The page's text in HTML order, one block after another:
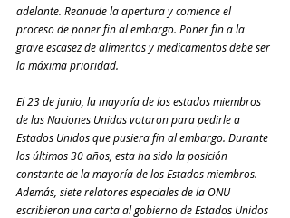
adelante. Reanude la apertura y comience el
proceso de poner fin al embargo. Poner fin a la
grave escasez de alimentos y medicamentos debe ser
la máxima prioridad.
El 23 de junio, la mayoría de los estados miembros
de las Naciones Unidas votaron para pedirle a
Estados Unidos que pusiera fin al embargo. Durante
los últimos 30 años, esta ha sido la posición
constante de la mayoría de los Estados miembros.
Además, siete relatores especiales de la ONU
escribieron una carta al gobierno de Estados Unidos